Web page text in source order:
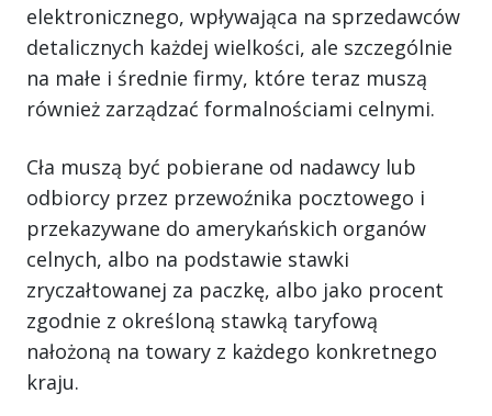
elektronicznego, wpływająca na sprzedawców
detalicznych każdej wielkości, ale szczególnie
na małe i średnie firmy, które teraz muszą
również zarządzać formalnościami celnymi.
Cła muszą być pobierane od nadawcy lub
odbiorcy przez przewoźnika pocztowego i
przekazywane do amerykańskich organów
celnych, albo na podstawie stawki
zryczałtowanej za paczkę, albo jako procent
zgodnie z określoną stawką taryfową
nałożoną na towary z każdego konkretnego
kraju.